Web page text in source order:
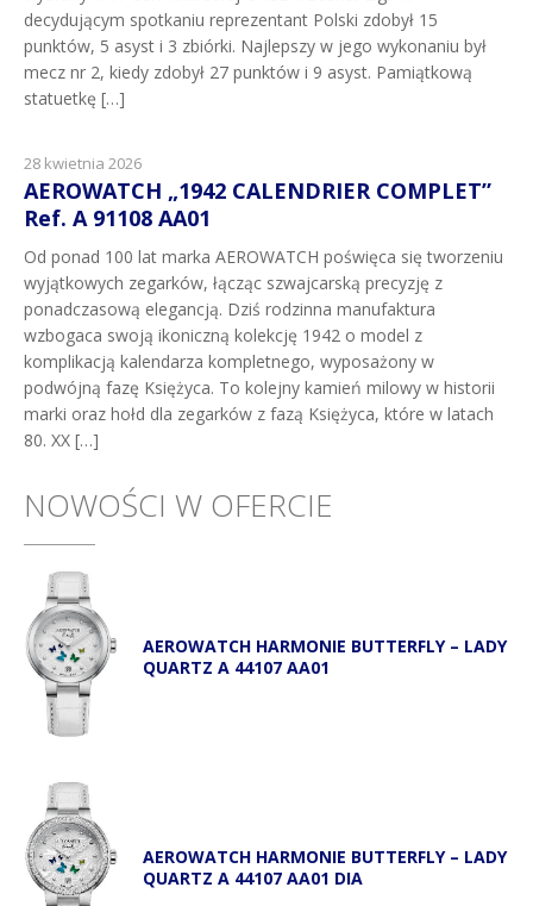
decydującym spotkaniu reprezentant Polski zdobył 15
punktów, 5 asyst i 3 zbiórki. Najlepszy w jego wykonaniu był
mecz nr 2, kiedy zdobył 27 punktów i 9 asyst. Pamiątkową
statuetkę […]
28 kwietnia 2026
AEROWATCH „1942 CALENDRIER COMPLET”
Ref. A 91108 AA01
Od ponad 100 lat marka AEROWATCH poświęca się tworzeniu
wyjątkowych zegarków, łącząc szwajcarską precyzję z
ponadczasową elegancją. Dziś rodzinna manufaktura
wzbogaca swoją ikoniczną kolekcję 1942 o model z
komplikacją kalendarza kompletnego, wyposażony w
podwójną fazę Księżyca. To kolejny kamień milowy w historii
marki oraz hołd dla zegarków z fazą Księżyca, które w latach
80. XX […]
NOWOŚCI W OFERCIE
AEROWATCH HARMONIE BUTTERFLY – LADY
QUARTZ A 44107 AA01
AEROWATCH HARMONIE BUTTERFLY – LADY
QUARTZ A 44107 AA01 DIA